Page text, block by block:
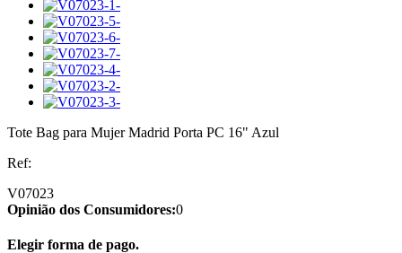
Tote Bag para Mujer Madrid Porta PC 16" Azul
Ref:
V07023
Opinião dos Consumidores:0
Elegir forma de pago.